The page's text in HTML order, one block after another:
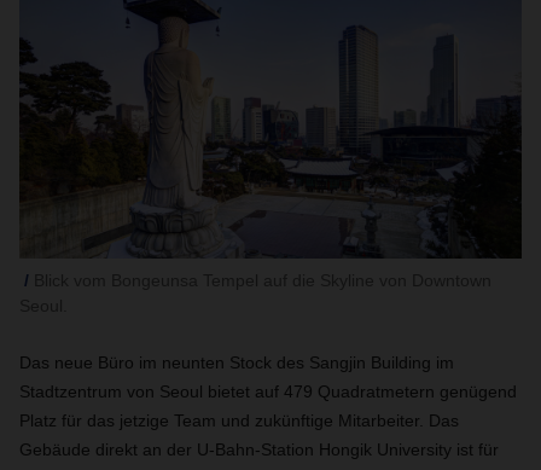
Das neue Büro im neunten Stock des Sangjin Building im
Stadtzentrum von Seoul bietet auf 479 Quadratmetern genügend
Platz für das jetzige Team und zukünftige Mitarbeiter. Das
Gebäude direkt an der U-Bahn-Station Hongik University ist für